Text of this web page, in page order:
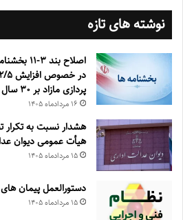
نوشته های تازه
اصلاح
پردازی مازاد بر ۳۰‏ سال
۱۶ مرداد‌ماه ۱۴۰۵
هشدار نسبت به تکرار
هیأت عمومی دیوان
۱۵ مرداد‌ماه ۱۴۰۵
دستورالعمل پیمان
۱۵ مرداد‌ماه ۱۴۰۵